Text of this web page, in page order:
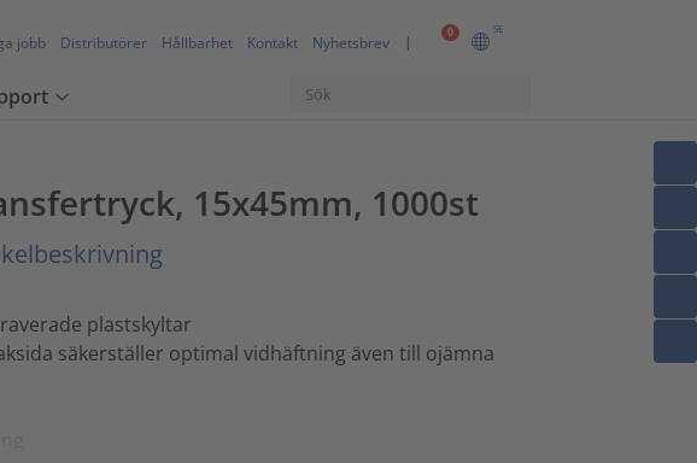
0 SE
jobb Distributörer Hållbarhet Kontakt Nyhetsbrev
15x45mm, 1000st
plastskyltar
säkerställer optimal vidhäftning även till ojämna